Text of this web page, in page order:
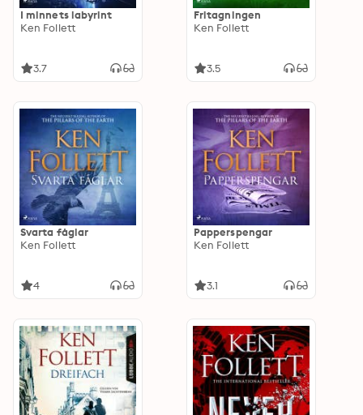
I minnets labyrint
Ken Follett
3.7
Fritagningen
Ken Follett
3.5
Svarta fåglar
Ken Follett
4
Papperspengar
Ken Follett
3.1